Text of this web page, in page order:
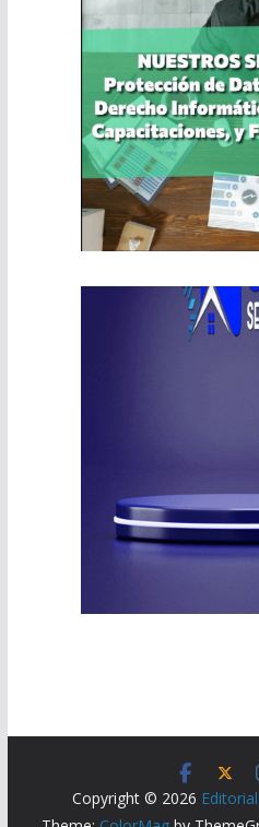
Copyright © 2026